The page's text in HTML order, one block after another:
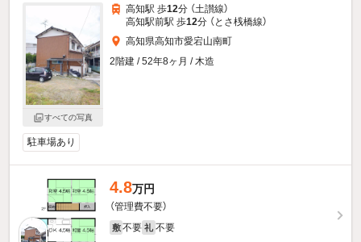
すべての写真
高知駅 歩12分 （土讃線）
高知駅前駅 歩12分 （とさ桟橋線）
高知県高知市愛宕山南町
2階建 / 52年8ヶ月 / 木造
駐車場あり
4.8万円
（管理費不要）
敷 不要 礼 不要